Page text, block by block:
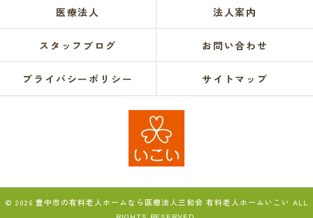
医療法人 法人案内
スタッフブログ お問い合わせ
プライバシーポリシー サイトマップ
© 2026 豊中市の有料老人ホームなら医療法人三和会 有料老人ホームいこい ALL
RIGHTS RESERVED.